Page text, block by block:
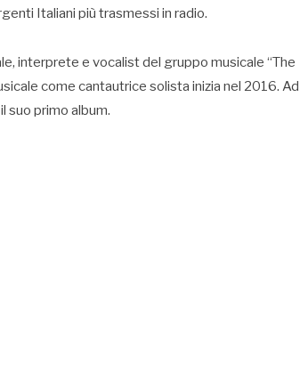
Italiani più trasmessi in radio.
interprete e vocalist del gruppo musicale “The
come cantautrice solista inizia nel 2016. Ad
suo primo album.